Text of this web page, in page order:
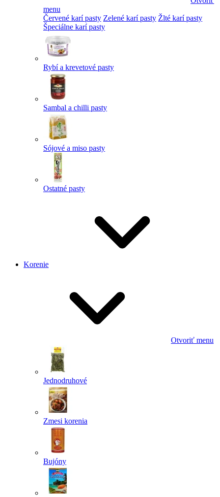
menu
Červené karí pasty Zelené karí pasty Žlté karí pasty
Špeciálne karí pasty
Rybí a krevetové pasty
Sambal a chilli pasty
Sójové a miso pasty
Ostatné pasty
Korenie
Otvoriť menu
Jednodruhové
Zmesi korenia
Bujóny